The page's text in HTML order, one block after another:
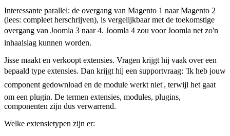
Interessante parallel: de overgang van Magento 1 naar Magento 2
(lees: compleet herschrijven), is vergelijkbaar met de toekomstige
overgang van Joomla 3 naar 4. Joomla 4 zou voor Joomla net zo'n
inhaalslag kunnen worden.
Jisse maakt en verkoopt extensies. Vragen krijgt hij vaak over een
bepaald type extensies. Dan krijgt hij een supportvraag: 'Ik heb jouw
component gedownload en de module werkt niet', terwijl het gaat
om een plugin. De termen extensies, modules, plugins,
componenten zijn dus verwarrend.
Welke extensietypen zijn er: